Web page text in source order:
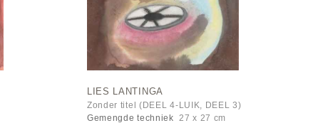
LIES LANTINGA
Zonder titel (DEEL 4-LUIK, DEEL 3)
Gemengde techniek 27 x 27 cm